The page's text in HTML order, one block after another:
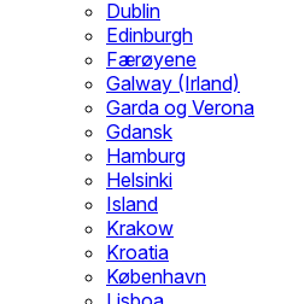
Dublin
Edinburgh
Færøyene
Galway (Irland)
Garda og Verona
Gdansk
Hamburg
Helsinki
Island
Krakow
Kroatia
København